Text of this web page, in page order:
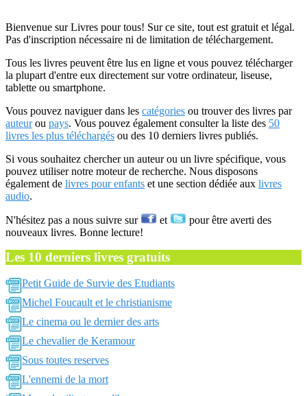
Bienvenue sur Livres pour tous! Sur ce site, tout est gratuit et légal.
Pas d'inscription nécessaire ni de limitation de téléchargement.
Tous les livres peuvent être lus en ligne et vous pouvez télécharger
la plupart d'entre eux directement sur votre ordinateur, liseuse,
tablette ou smartphone.
Vous pouvez naviguer dans les catégories ou trouver des livres par
auteurou pays. Vous pouvez également consulter la liste des 50
livres les plus téléchargés ou des 10 derniers livres publiés.
Si vous souhaitez chercher un auteur ou un livre spécifique, vous
pouvez utiliser notre moteur de recherche. Nous disposons
également de livres pour enfants et une section dédiée aux livres
audio.
N'hésitez pas a nous suivre sur et
pour être averti des
nouveaux livres. Bonne lecture!
Les 10 derniers livres gratuits
Petit Guide de Survie des Etudiants
Michel Foucault et le christianisme
Le cinema ou le dernier des arts
Le chevalier de Keramour
Sous toutes reserves
L'ennemi de la mort